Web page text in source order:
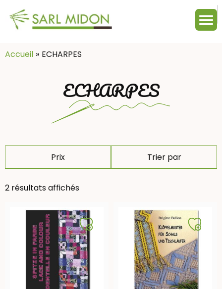
Accueil
ECHARPES
ECHARPES
Prix Trier par
2 résultats affichés